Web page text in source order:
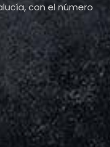
con el número